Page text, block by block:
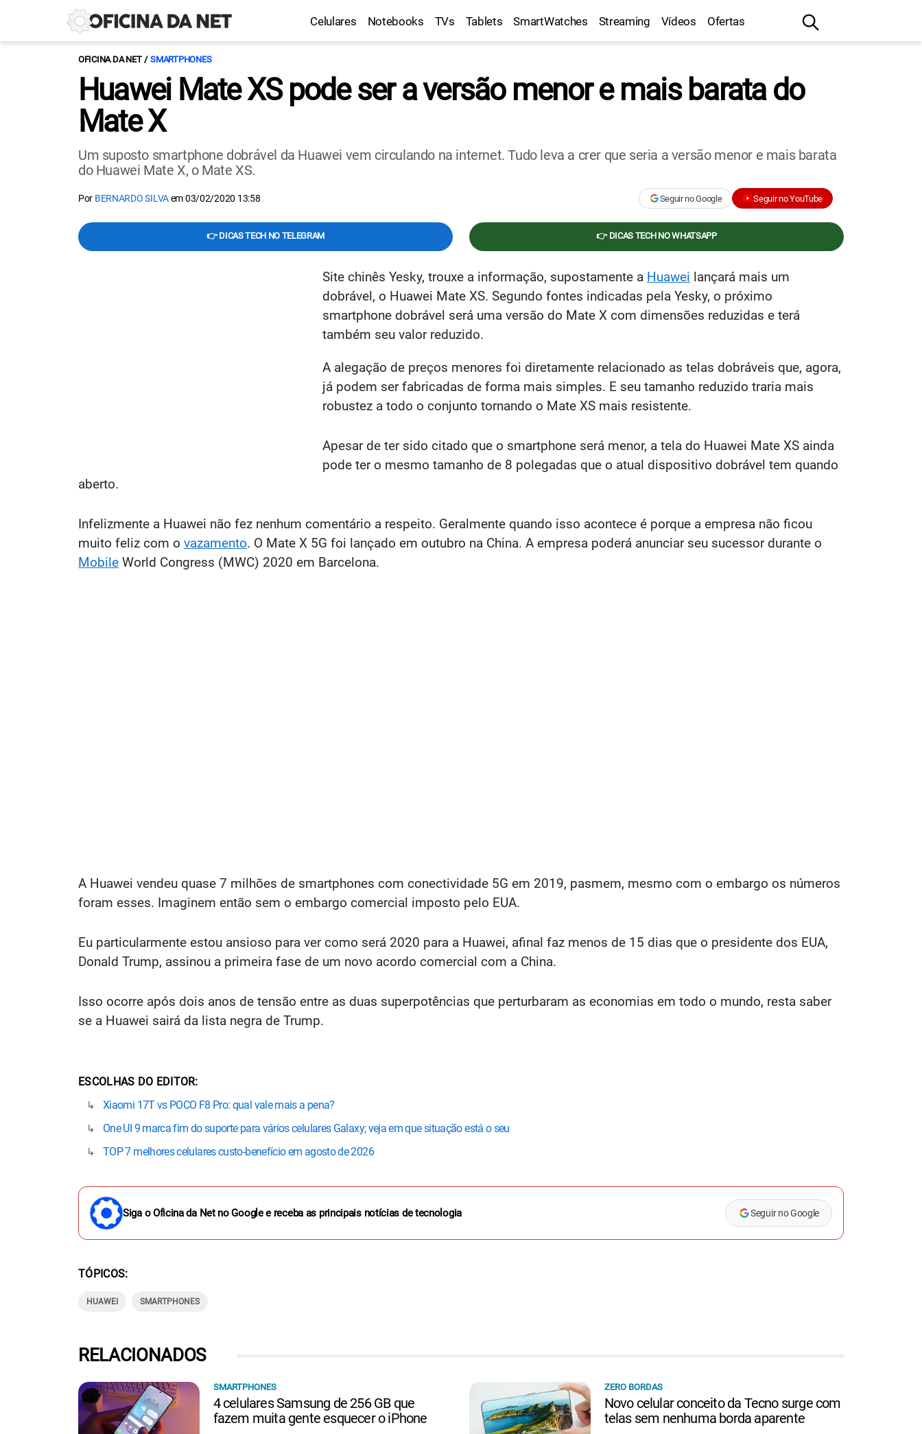
Celulares Notebooks TVs Tablets SmartWatches Streaming Vídeos Ofertas
OFICINA DA NET SMARTPHONES
Huawei Mate XS pode ser a versão menor e mais barata do
Mate X
Um suposto smartphone dobrável da Huawei vem circulando na internet. Tudo leva a crer que seria a versão menor e mais barata
do Huawei Mate X, o Mate XS.
Por BERNARDO SILVAem03/02/2020 13:58 Seguir no Google Seguir no YouTube
👉 DICAS TECH NO TELEGRAM 👉 DICAS TECH NO WHATSAPP
Site chinês Yesky, trouxe a informação, supostamente a Huawei lançará mais um
dobrável, o Huawei Mate XS. Segundo fontes indicadas pela Yesky, o próximo
smartphone dobrável será uma versão do Mate X com dimensões reduzidas e terá
também seu valor reduzido.
A alegação de preços menores foi diretamente relacionado as telas dobráveis que, ​​agora,
já podem ser fabricadas de forma mais simples. E seu tamanho reduzido traria mais
robustez a todo o conjunto tornando o Mate XS mais resistente.
Apesar de ter sido citado que o smartphone será menor, a tela do Huawei Mate XS ainda
pode ter o mesmo tamanho de 8 polegadas que o atual dispositivo dobrável tem quando
aberto.
Infelizmente a Huawei não fez nenhum comentário a respeito. Geralmente quando isso acontece é porque a empresa não ficou
muito feliz com o vazamento. O Mate X 5G foi lançado em outubro na China. A empresa poderá anunciar seu sucessor durante o
Mobile World Congress (MWC) 2020 em Barcelona.
A Huawei vendeu quase 7 milhões de smartphones com conectividade 5G em 2019, pasmem, mesmo com o embargo os números
foram esses. Imaginem então sem o embargo comercial imposto pelo EUA.
Eu particularmente estou ansioso para ver como será 2020 para a Huawei, afinal faz menos de 15 dias que o presidente dos EUA,
Donald Trump, assinou a primeira fase de um novo acordo comercial com a China.
Isso ocorre após dois anos de tensão entre as duas superpotências que perturbaram as economias em todo o mundo, resta saber
se a Huawei sairá da lista negra de Trump.
ESCOLHAS DO EDITOR
Xiaomi 17T vs POCO F8 Pro: qual vale mais a pena?
One UI 9 marca fim do suporte para vários celulares Galaxy; veja em que situação está o seu
TOP 7 melhores celulares custo-benefício em agosto de 2026
Siga o Oficina da Net no Google e receba as principais notícias de tecnologia Seguir no Google
TÓPICOS
HUAWEI SMARTPHONES
RELACIONADOS
SMARTPHONES
4 celulares Samsung de 256 GB que
fazem muita gente esquecer o iPhone
ZERO BORDAS
Novo celular conceito da Tecno surge com
telas sem nenhuma borda aparente